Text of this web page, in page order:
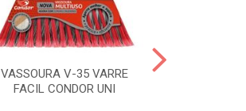
VASSOURA V-35 VARRE
FACIL CONDOR UNI